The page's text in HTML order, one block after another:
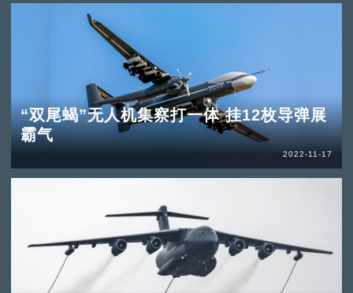
“双尾蝎”无人机集察打一体 挂12枚导弹展
霸气
2022-11-17